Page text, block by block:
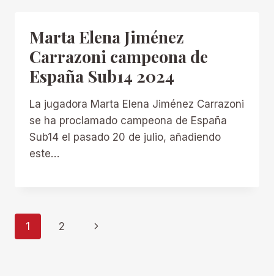
Marta Elena Jiménez
Carrazoni campeona de
España Sub14 2024
La jugadora Marta Elena Jiménez Carrazoni
se ha proclamado campeona de España
Sub14 el pasado 20 de julio, añadiendo
este…
Navegación
1 2
Siguiente